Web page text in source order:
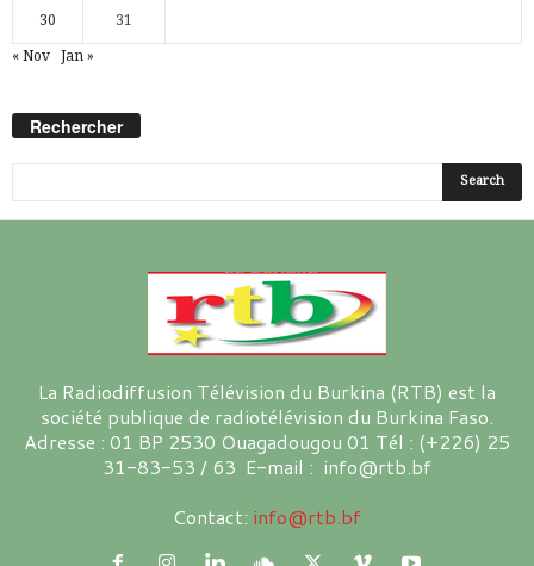
30 31
« Nov Jan »
Rechercher
La Radiodiffusion Télévision du Burkina (RTB) est la
société publique de radiotélévision du Burkina Faso.
Adresse : 01 BP 2530 Ouagadougou 01 Tél : (+226) 25
31-83-53 / 63 E-mail : info@rtb.bf
Contact: info@rtb.bf